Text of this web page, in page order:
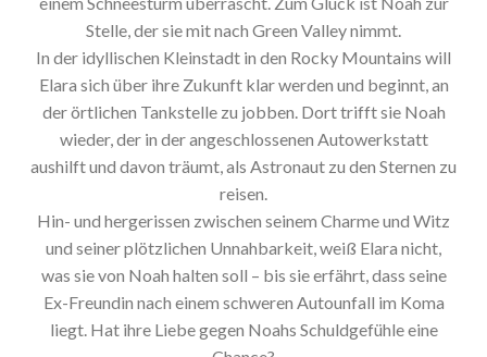
Stelle, der sie mit nach Green Valley nimmt.
In der idyllischen Kleinstadt in den Rocky Mountains will
Elara sich über ihre Zukunft klar werden und beginnt, an
der örtlichen Tankstelle zu jobben. Dort trifft sie Noah
wieder, der in der angeschlossenen Autowerkstatt
aushilft und davon träumt, als Astronaut zu den Sternen zu
reisen.
Hin- und hergerissen zwischen seinem Charme und Witz
und seiner plötzlichen Unnahbarkeit, weiß Elara nicht,
was sie von Noah halten soll – bis sie erfährt, dass seine
Ex-Freundin nach einem schweren Autounfall im Koma
liegt. Hat ihre Liebe gegen Noahs Schuldgefühle eine